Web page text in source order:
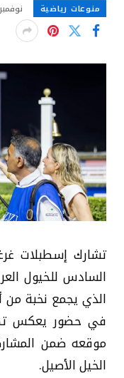
منوعات رياضية نوفمبر 22,
تشارك إسطبلات
السادس للخيول
في حضور يعكس
موقعه ضمن
الخيل الأصيل.